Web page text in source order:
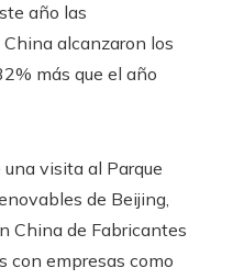
año las
alcanzaron los
más que el año
visita al Parque
de Beijing,
China de Fabricantes
con empresas como